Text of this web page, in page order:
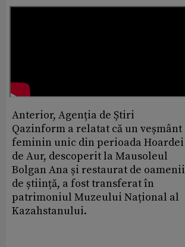
Anterior, Agenția de Știri
Qazinform a relatat că un veșmânt
feminin unic din perioada Hoardei
de Aur, descoperit la Mausoleul
Bolgan Ana și restaurat de oamenii
de știință, a fost transferat în
patrimoniul Muzeului Național al
Kazahstanului.